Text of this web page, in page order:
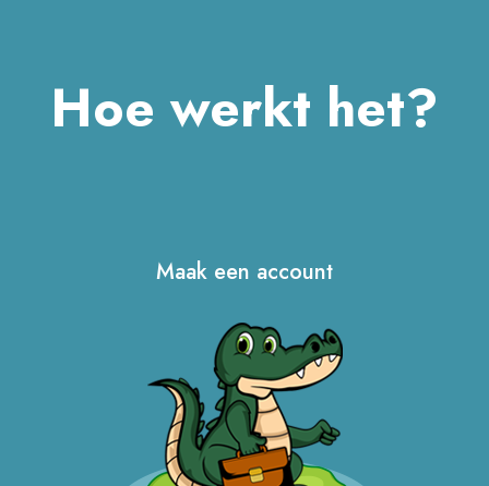
Hoe werkt het?
Maak een account